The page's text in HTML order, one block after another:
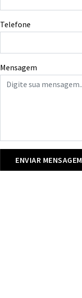
Telefone
Mensagem
ENVIAR MENSAGEM